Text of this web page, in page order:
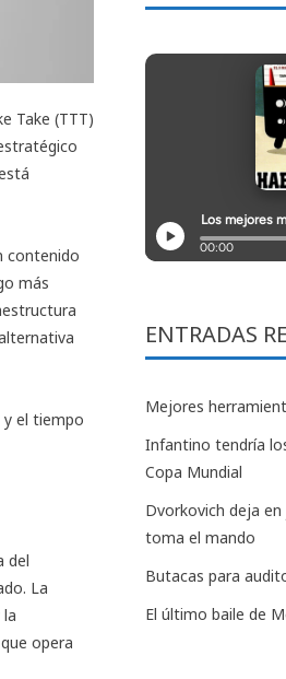
Take (TTT)
contenido
más
y el tiempo
del
La
opera
ENTRADAS
Mejores
Infantino tendría
Copa Mundial
Dvorkovich deja
toma el mando
Butacas para
El último baile de